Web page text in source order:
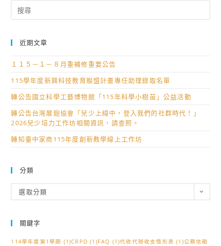
for:
近期文章
１１５－１－８月重補修重要公告
115學年度新興科技教育聯盟計畫專任助理錄取名單
轉公告國立科學工藝博物館「115年科學小樹苗」公益活動
轉公告台灣展翅協會「兒少上線中，登入我們的社群時代！」
2026兒少培力工作坊相關資訊，請查照。
轉知臺中家商115年度創新教學線上工作坊
分類
類
選取分類
關鍵字
114學年度第1學期 (1)CRPD (1)FAQ (1)代收代辦收支情形表 (1)公務信箱